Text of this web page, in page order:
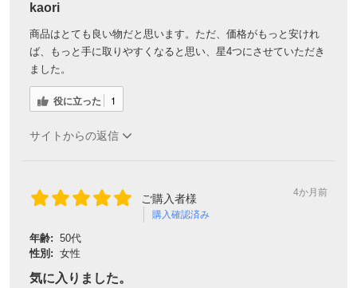
kaori
商品はとても良い物だと思います。ただ、価格がもっと安けれ
ば、もっと手に取りやすくなると思い、星4つにさせていただき
ました。
役に立った 1
サイトからの返信
ご購入者様
購入確認済み
4か月前
年齢: 50代
性別: 女性
気に入りました。